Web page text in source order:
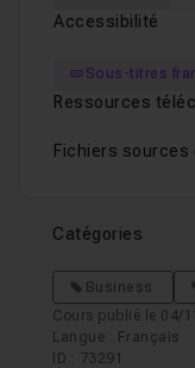
Accessibilité
Sous-titres
Ressources
Fichiers sources
Catégories
Business
Cours publié le 04/
Langue : Français
ID : 73291